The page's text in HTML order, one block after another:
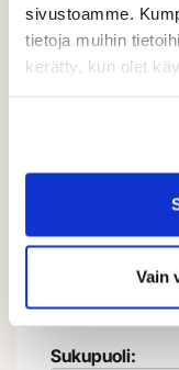
sivustoamme.
tietoja muihin
kerätty, kun olet
Vain
Jäsennumero:
Sukupuoli: